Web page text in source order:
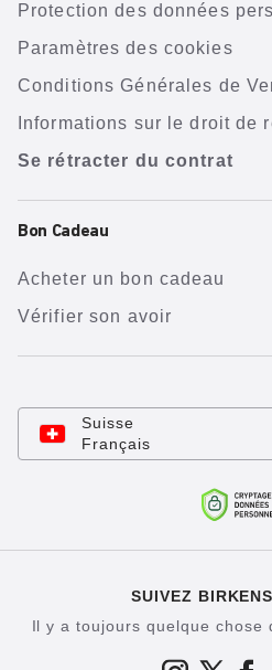
Protection des données
Paramètres des cookies
Conditions Générales de
Informations sur le droit de
Se rétracter du contrat
Bon Cadeau
Acheter un bon cadeau
Vérifier son avoir
Suisse
Français
SUIVEZ
Il y a toujours quelque chose